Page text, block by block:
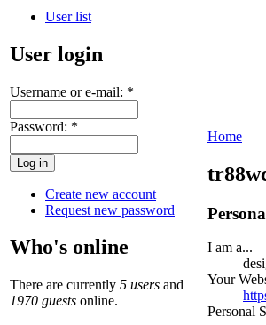
User list
User login
Username or e-mail: *
Password: *
Create new account
Request new password
Who's online
There are currently 5 users and
1970 guests online.
Home
I am a...
Your
Personal